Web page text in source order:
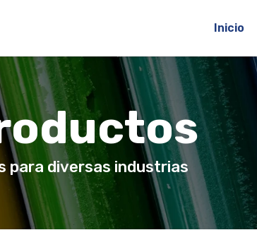
Inicio
para diversas industrias